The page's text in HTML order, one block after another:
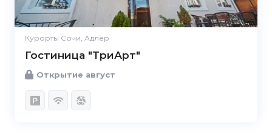
Курорты Сочи, Адлер
Гостиница "ТриАрт"
Открытие август